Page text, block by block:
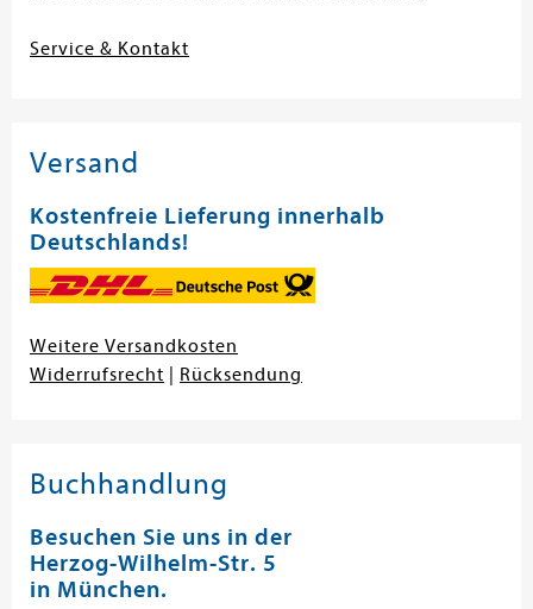
Service & Kontakt
Versand
Kostenfreie Lieferung innerhalb
Deutschlands!
Weitere Versandkosten
Widerrufsrecht
Rücksendung
Buchhandlung
Besuchen Sie uns in der
Herzog-Wilhelm-Str. 5
in München.